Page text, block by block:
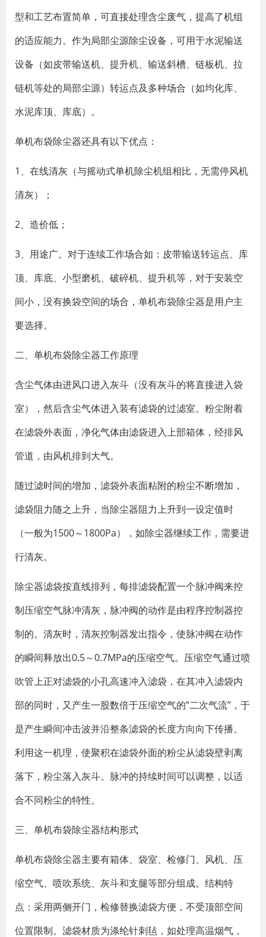
型和工艺布置简单，可直接处理含尘废气，提高了机组
的适应能力。作为局部尘源除尘设备，可用于水泥输送
设备（如皮带输送机、提升机、输送斜槽、链板机、拉
链机等处的局部尘源）转运点及多种场合（如均化库、
水泥库顶、库底）。
单机布袋除尘器还具有以下优点：
1、在线清灰（与摇动式单机除尘机组相比，无需停风机
清灰）；
2、造价低；
3、用途广。对于连续工作场合如：皮带输送转运点、库
顶、库底、小型磨机、破碎机、提升机等，对于安装空
间小，没有换袋空间的场合，单机布袋除尘器是用户主
要选择。
二、单机布袋除尘器工作原理
含尘气体由进风口进入灰斗（没有灰斗的将直接进入袋
室），然后含尘气体进入装有滤袋的过滤室。粉尘附着
在滤袋外表面，净化气体由滤袋进入上部箱体，经排风
管道，由风机排到大气。
随过滤时间的增加，滤袋外表面粘附的粉尘不断增加，
滤袋阻力随之上升，当除尘器阻力上升到一设定值时
（一般为1500～1800Pa），如除尘器继续工作，需要进
行清灰。
除尘器滤袋按直线排列，每排滤袋配置一个脉冲阀来控
制压缩空气脉冲清灰，脉冲阀的动作是由程序控制器控
制的。清灰时，清灰控制器发出指令，使脉冲阀在动作
的瞬间释放出0.5～0.7MPa的压缩空气。压缩空气通过喷
吹管上正对滤袋的小孔高速冲入滤袋，在其冲入滤袋内
部的同时，又产生一股数倍于压缩空气的”二次气流”，于
是产生瞬间冲击波并沿整条滤袋的长度方向向下传播。
利用这一机理，使聚积在滤袋外面的粉尘从滤袋壁剥离
落下，粉尘落入灰斗。脉冲的持续时间可以调整，以适
合不同粉尘的特性。
三、单机布袋除尘器结构形式
单机布袋除尘器主要有箱体、袋室、检修门、风机、压
缩空气、喷吹系统、灰斗和支腿等部分组成。结构特
点：采用两侧开门，检修替换滤袋方便，不受顶部空间
位置限制。滤袋材质为涤纶针刺毡，如处理高温烟气，